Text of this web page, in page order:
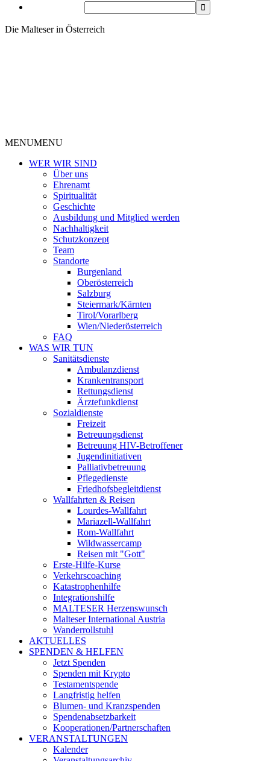
Die Malteser in Österreich
MENUMENU
WER WIR SIND
Über uns
Ehrenamt
Spiritualität
Geschichte
Ausbildung und Mitglied werden
Nachhaltigkeit
Schutzkonzept
Team
Standorte
Burgenland
Oberösterreich
Salzburg
Steiermark/Kärnten
Tirol/Vorarlberg
Wien/Niederösterreich
FAQ
WAS WIR TUN
Sanitätsdienste
Ambulanzdienst
Krankentransport
Rettungsdienst
Ärztefunkdienst
Sozialdienste
Freizeit
Betreuungsdienst
Betreuung HIV-Betroffener
Jugendinitiativen
Palliativbetreuung
Pflegedienste
Friedhofsbegleitdienst
Wallfahrten & Reisen
Lourdes-Wallfahrt
Mariazell-Wallfahrt
Rom-Wallfahrt
Wildwassercamp
Reisen mit "Gott"
Erste-Hilfe-Kurse
Verkehrscoaching
Katastrophenhilfe
Integrationshilfe
MALTESER Herzenswunsch
Malteser International Austria
Wanderrollstuhl
AKTUELLES
SPENDEN & HELFEN
Jetzt Spenden
Spenden mit Krypto
Testamentspende
Langfristig helfen
Blumen- und Kranzspenden
Spendenabsetzbarkeit
Kooperationen/Partnerschaften
VERANSTALTUNGEN
Kalender